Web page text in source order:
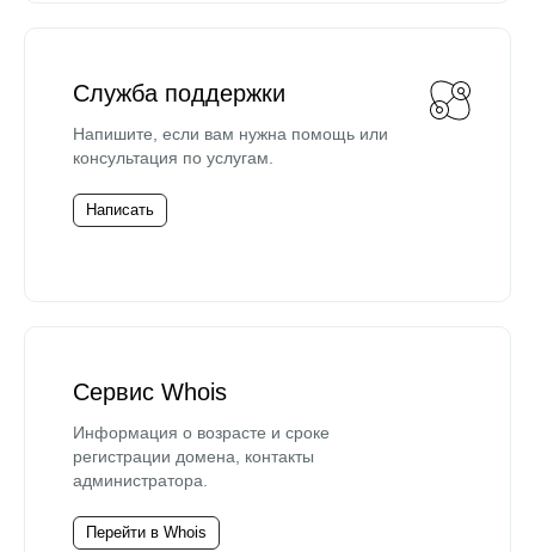
Служба поддержки
Напишите, если вам нужна помощь или
консультация по услугам.
Написать
Сервис Whois
Информация о возрасте и сроке
регистрации домена, контакты
администратора.
Перейти в Whois